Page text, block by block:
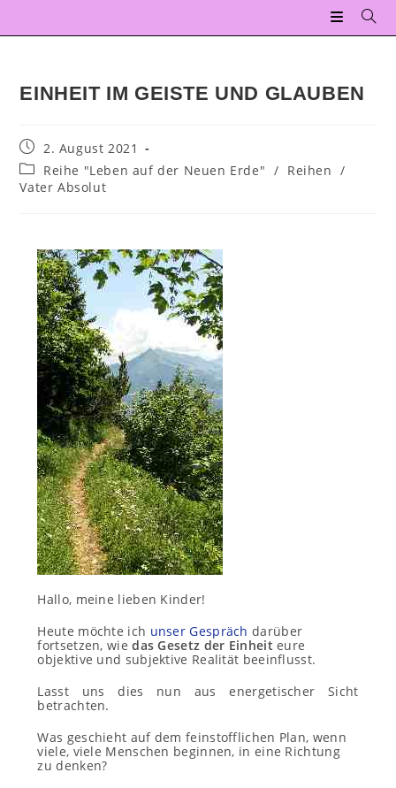
EINHEIT IM GEISTE UND GLAUBEN
2. August 2021
Reihe "Leben auf der Neuen Erde" / Reihen /
Vater Absolut
Hallo, meine lieben Kinder!
Heute möchte ich unser Gespräch darüber
fortsetzen, wiedas Gesetz der Einheit eure
objektive und subjektive Realität beeinflusst.
Lasst uns dies nun aus energetischer Sicht
betrachten.
Was geschieht auf dem feinstofflichen Plan, wenn
viele, viele Menschen beginnen, in eine Richtung
zu denken?